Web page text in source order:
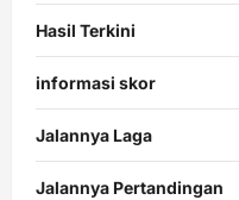
Hasil Terkini
informasi skor
Jalannya Laga
Jalannya Pertandingan